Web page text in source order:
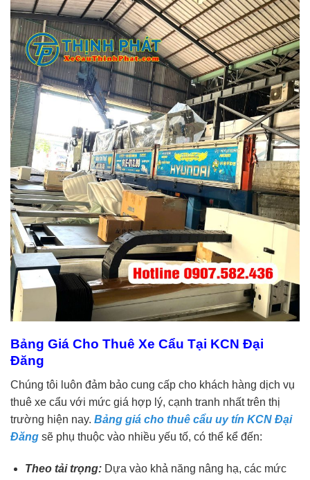
Bảng Giá Cho Thuê Xe Cẩu Tại KCN Đại
Đăng
Chúng tôi luôn đảm bảo cung cấp cho khách hàng dịch vụ
thuê xe cẩu với mức giá hợp lý, cạnh tranh nhất trên thị
trường hiện nay. Bảng giá cho thuê cẩu uy tín KCN Đại
Đăng sẽ phụ thuộc vào nhiều yếu tố, có thể kể đến:
Theo tải trọng: Dựa vào khả năng nâng hạ, các mức